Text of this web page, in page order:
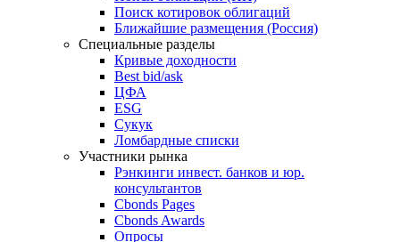
Облигации
Поиски
Поиск облигаций & Карты рынка
Поиск облигаций (ИИ)
Поиск котировок облигаций
Ближайшие размещения (Россия)
Специальные разделы
Кривые доходности
Best bid/ask
ЦФА
ESG
Сукук
Ломбардные списки
Участники рынка
Рэнкинги инвест. банков и юр.